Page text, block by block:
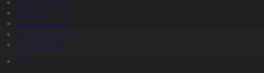
Жобалар
Телехикаялар
Мультсериалдар
Видеоархив